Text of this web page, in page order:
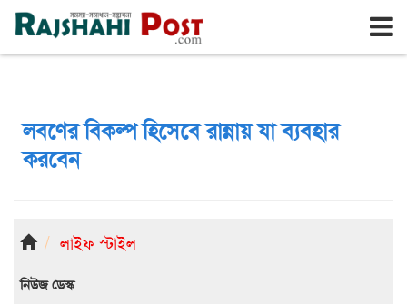
রাজশাহী রবিবার, ৯ই আগস্ট ২০২৬, ২৫শে শ্রাবণ ১৪৩৩
লবণের বিকল্প হিসেবে রান্নায় যা ব্যবহার
করবেন
লাইফ স্টাইল
নিউজ ডেস্ক